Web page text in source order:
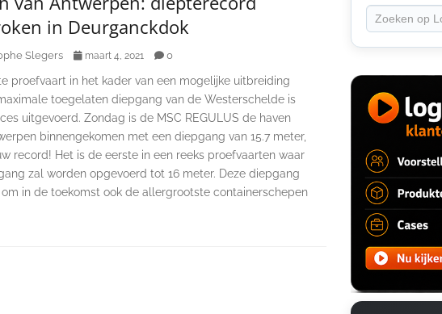
in Deurganckdok
Slegers maart 4, 2021 0
proefvaart in het kader van een mogelijke uitbreiding
toegelaten diepgang van de Westerschelde is
uitgevoerd. Zondag is de MSC REGULUS de haven
binnengekomen met een diepgang van 15.7 meter,
record! Het is de eerste in een reeks proefvaarten waar
zal worden opgevoerd tot 16 meter. Deze diepgang
in de toekomst ook de allergrootste containerschepen